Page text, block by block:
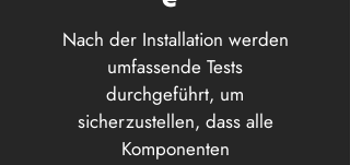
Nach der Installation werden
umfassende Tests
durchgeführt, um
sicherzustellen, dass alle
Komponenten